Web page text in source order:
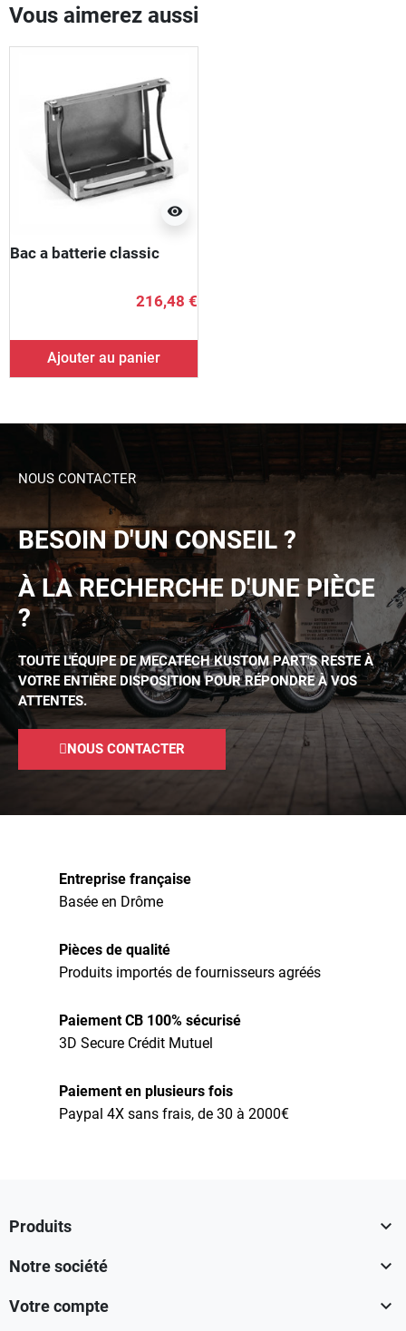
Vous aimerez aussi
visibility
Bac a batterie classic
216,48 €
Ajouter au panier
NOUS CONTACTER
BESOIN D'UN CONSEIL ?
À LA RECHERCHE D'UNE PIÈCE
?
TOUTE L'ÉQUIPE DE MECATECH KUSTOM PART'S RESTE À
VOTRE ENTIÈRE DISPOSITION POUR RÉPONDRE À VOS
ATTENTES.
NOUS CONTACTER
Entreprise française
Basée en Drôme
Pièces de qualité
Produits importés de fournisseurs agréés
Paiement CB 100% sécurisé
3D Secure Crédit Mutuel
Paiement en plusieurs fois
Paypal 4X sans frais, de 30 à 2000€
Produits 
Notre société 
Votre compte 